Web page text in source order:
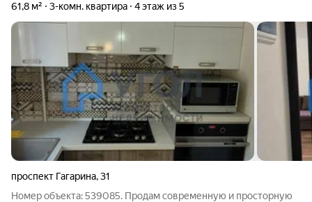
61,8 м² 3-комн. квартира 4 этаж из 5
проспект Гагарина,31
Номер объекта: 539085. Продам современную и просторную